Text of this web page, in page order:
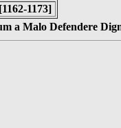
1173]
a Malo Defendere